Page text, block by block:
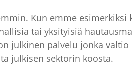
Kun emme
tai yksityisiä
julkinen palvelu jonka
julkisen sektorin koosta.